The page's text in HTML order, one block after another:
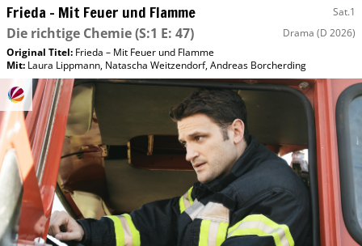
Frieda – Mit Feuer und Flamme Sat.1
Die richtige Chemie(S:1 E: 47) Drama (D 2026)
Original Titel: Frieda – Mit Feuer und Flamme
Mit: Laura Lippmann, Natascha Weitzendorf,Andreas Borcherding